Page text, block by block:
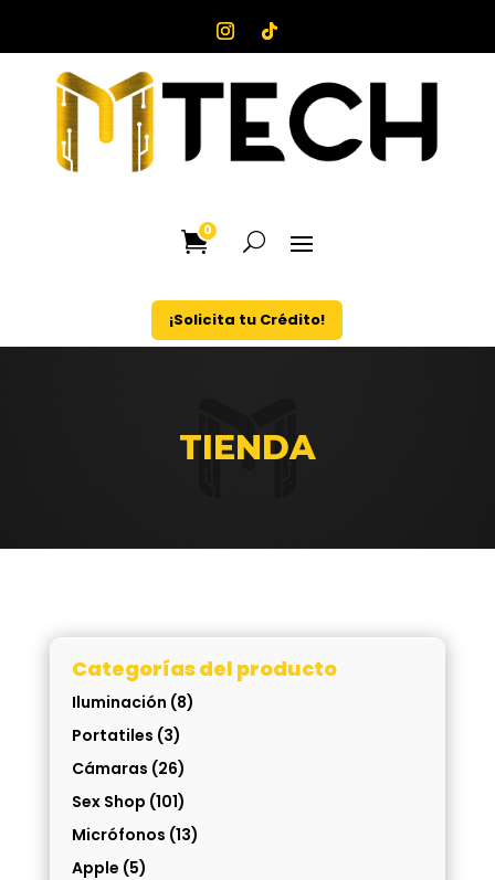
0
¡Solicita tu Crédito!
TIENDA
Categorías del producto
Iluminación (8)
Portatiles (3)
Cámaras (26)
Sex Shop (101)
Micrófonos (13)
Apple (5)